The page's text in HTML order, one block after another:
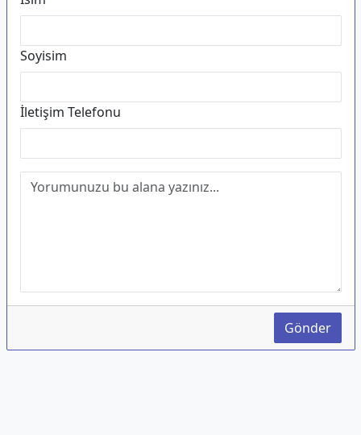
Soyisim
İletişim Telefonu
Gönder